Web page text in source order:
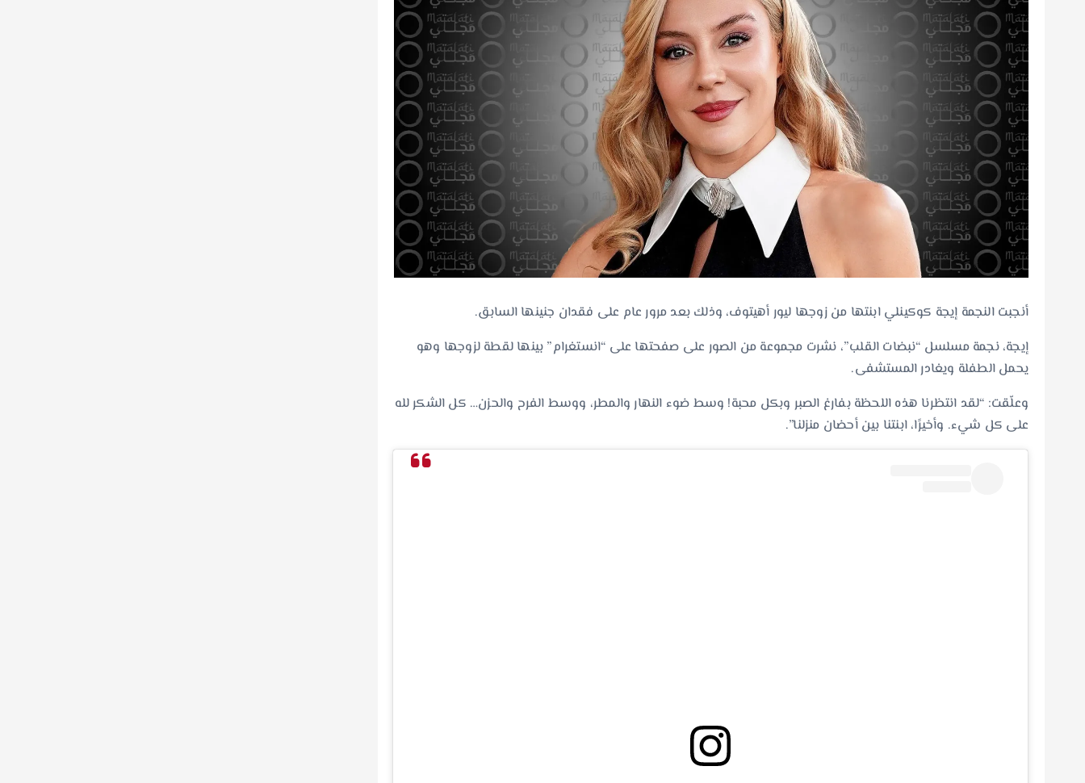
أنجبت النجمة إيجة كوكينلي ابنتها من زوجها ليور أهيتوف، وذلك بعد مرور عام على فقدان جنينها السابق.
إيجة، نجمة مسلسل “نبضات القلب”، نشرت مجموعة من الصور على صفحتها على “انستغرام” بينها لقطة لزوجها وهو
يحمل الطفلة ويغادر المستشفى.
وعلّقت: “لقد انتظرنا هذه اللحظة بفارغ الصبر وبكل محبة! وسط ضوء النهار والمطر، ووسط الفرح والحزن… كل الشكر لله
على كل شيء. وأخيرًا، ابنتنا بين أحضان منزلنا”.